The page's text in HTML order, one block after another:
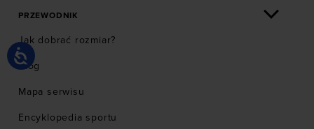
PRZEWODNIK
Jak dobrać rozmiar?
Blog
Mapa serwisu
Encyklopedia sportu